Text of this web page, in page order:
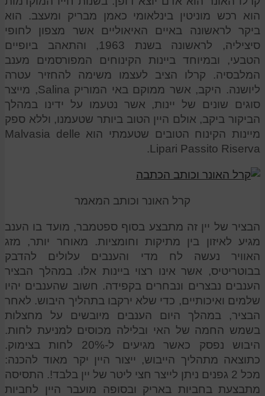
הוא רכש מוניטין בינלאומי כאמן מבריק ומעצב. הוא
ביקר לראשונה באיים האיאוליים אשר מצפון לחופי
סיציליה, לראשונה בשנת 1963, והתאהב ביופיים
הטבעי, ובמיוחד ביינות הקינוחים המפורסמים מענב
המלבסיה. קרלו הציב לעצמו משימה להחזיר עטרה
ליושנה. היקב, אשר ממוקם באי המוריק Salina, מייצר
סוגים שונים של יינות, אשר נטעמו על ידינו במהלך
הביקור ביקב, אולם היין הטוב ביותר שטעמנו, וללא ספק
מיינות הקינוח הטובים שטעמתי הוא Malvasia delle
Lipari Passito Riserva.
קרל האונר וכותב המאמר
הבציר של יין זה מתבצע בסוף ספטמבר, מועד בו הענב
מגיע לאיזון בין מתיקות וחומציות. מאוחר יותר, מזג
האוויר נעשה לח מדי והענבים עלולים להדבק
בבוטריטיס, אשר אינו רצוי ביינות אלו. במהלך הבציר
הענבים נבצרים ונבחרים בקפידה. חשוב שהענבים יהיו
שלמים ואיכותיים, כדי שלא ירקבו בתהליך היבוש. לאחר
הבציר, במהלך היום הענבים מיובשים על מחצלות
בשמש החמה של האי ובלילה מכוסים למניעת לחות.
היבוש נפסק כאשר מגיעים ל-20% לחות בצימוק.
כתוצאה מתהליך הייבוש, ייצור היין יקר מאוד להכנה:
מכל 2 גפנים ניתן לייצר חצי ליטר של יין בלבד!. התסיסה
מתבצעת בחביות באריק ובסופה מועבר היין לחביות